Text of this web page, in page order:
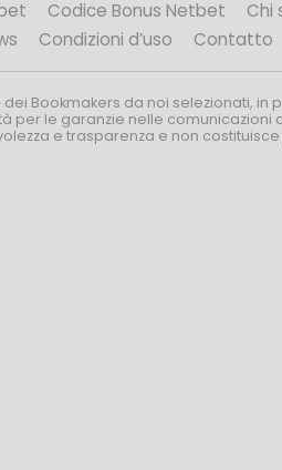
Codice Bonus Netbet Chi
Condizioni d’uso Contatto
Bookmakers da noi selezionati, in
per le garanzie nelle comunicazioni
e trasparenza e non